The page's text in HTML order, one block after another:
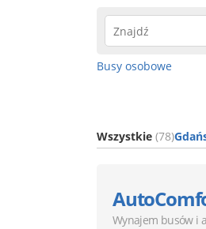
Busy osobowe
Wszystkie (78)
Wynajem busów i